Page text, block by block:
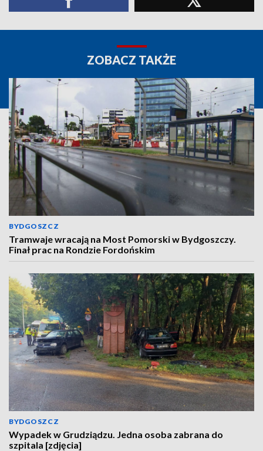
ZOBACZ TAKŻE
BYDGOSZCZ
Tramwaje wracają na Most Pomorski w Bydgoszczy.
Finał prac na Rondzie Fordońskim
BYDGOSZCZ
Wypadek w Grudziądzu. Jedna osoba zabrana do
szpitala [zdjęcia]